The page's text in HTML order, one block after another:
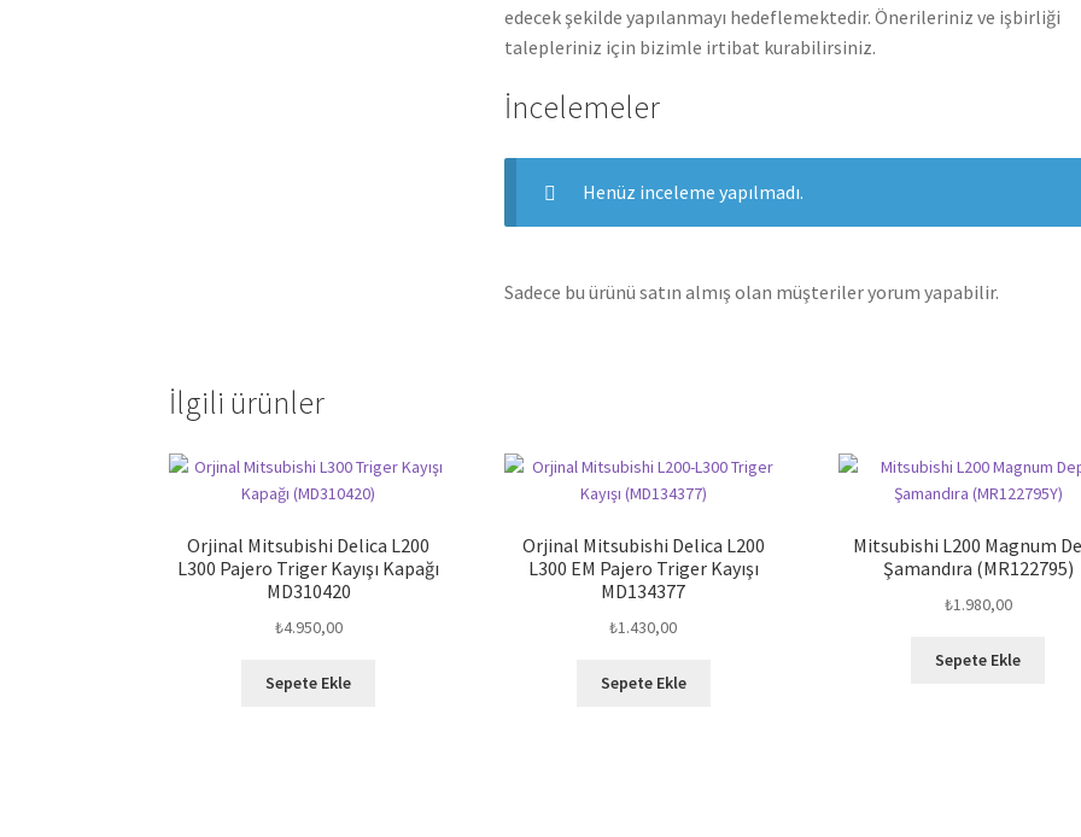
edecek şekilde yapılanmayı hedeflemektedir. Önerileriniz ve işbirliği
talepleriniz için bizimle irtibat kurabilirsiniz.
İncelemeler
Henüz inceleme yapılmadı.
Sadece bu ürünü satın almış olan müşteriler yorum yapabilir.
İlgili ürünler
Orjinal Mitsubishi Delica L200
L300 Pajero Triger Kayışı Kapağı
MD310420
₺4.950,00
Sepete Ekle
Orjinal Mitsubishi Delica L200
L300 EM Pajero Triger Kayışı
MD134377
₺1.430,00
Sepete Ekle
Mitsubishi L200 Magnum
Şamandıra (MR122795)
₺1.980,00
Sepete Ekle